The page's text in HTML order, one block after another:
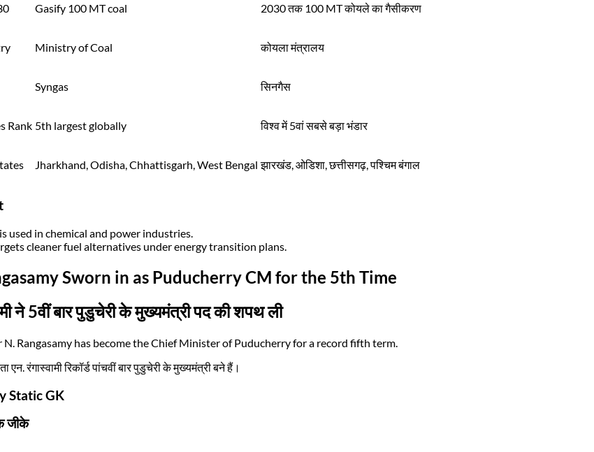
Gasify 100 MT coal 2030 तक 100 MT कोयले का गैसीकरण
Ministry of Coal कोयला मंत्रालय
Syngas सिनगैस
Rank 5th largest globally विश्व में 5वां सबसे बड़ा भंडार
Jharkhand, Odisha, Chhattisgarh, West Bengal झारखंड, ओडिशा, छत्तीसगढ़, पश्चिम बंगाल
used in chemical and power industries.
cleaner fuel alternatives under energy transition plans.
Sworn in as Puducherry CM for the 5th Time
ने 5वीं बार पुडुचेरी के मुख्यमंत्री पद की शपथ ली
N. Rangasamy has become the Chief Minister of Puducherry for a record fifth term.
रंगास्वामी रिकॉर्ड पांचवीं बार पुडुचेरी के मुख्यमंत्री बने हैं।
Static GK
जीके